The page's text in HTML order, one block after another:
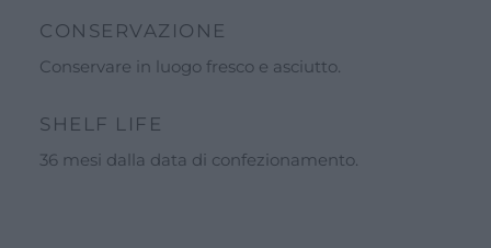
CONSERVAZIONE
Conservare in luogo fresco e asciutto.
SHELF LIFE
36 mesi dalla data di confezionamento.